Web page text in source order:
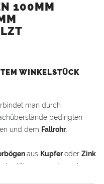
100MM
WINKELSTÜCK
man durch
bedingten
und dem Fallrohr.
aus Kupferoder Zink
Wassers und werden